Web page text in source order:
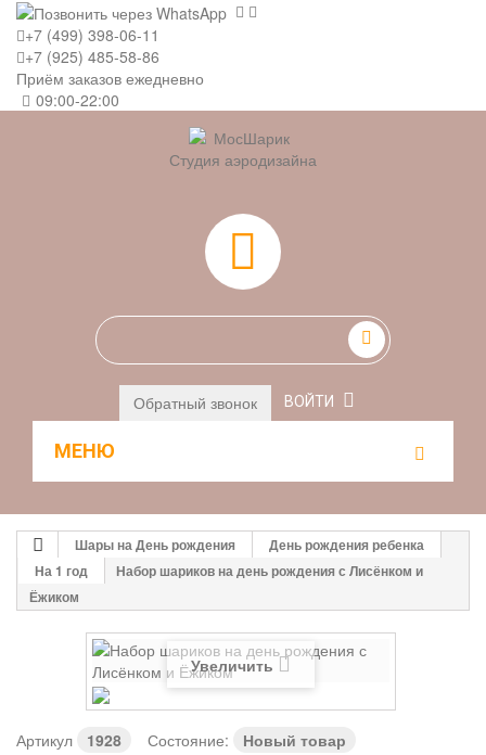
+7 (499) 398-06-11
+7 (925) 485-58-86
Приём заказов ежедневно
09:00-22:00
Студия аэродизайна
Обратный звонок ВОЙТИ
МЕНЮ
Шары на День рождения
День рождения ребенка
На 1 год
Набор шариков на день рождения с Лисёнком и
Ёжиком
Увеличить
Артикул 1928 Состояние: Новый товар